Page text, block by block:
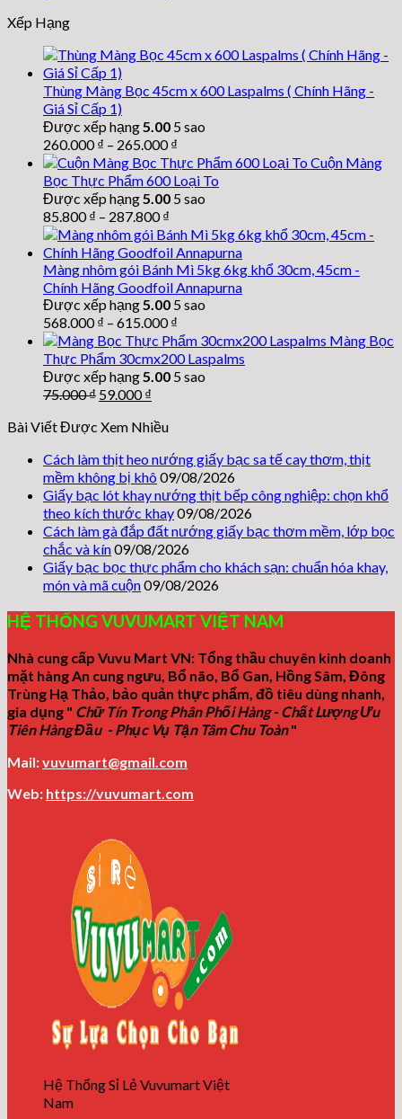
chọn
theo
cho
sạn:
món
Xếp Hạng
Thùng Màng Bọc 45cm x 600 Laspalms ( Chính Hãng -
Giá Sỉ Cấp 1)
Được xếp hạng5.00 5 sao
260.000₫ – 265.000₫
Cuộn Màng
Bọc Thực Phẩm 600 Loại To
Được xếp hạng5.00 5 sao
85.800₫ – 287.800₫
Màng nhôm gói Bánh Mì 5kg 6kg khổ 30cm, 45cm -
Chính Hãng Goodfoil Annapurna
Được xếp hạng5.00 5 sao
568.000₫ – 615.000₫
Màng Bọc
Thực Phẩm 30cmx200 Laspalms
Được xếp hạng5.00 5 sao
75.000₫ Giá
là:
59.000₫
tại
59.000 ₫.
Bài Viết Được Xem Nhiều
Cách làm thịt heo nướng giấy bạc sa tế cay thơm, thịt
mềm không bị khô 09/08/2026
Giấy bạc lót khay nướng thịt bếp công nghiệp: chọn khổ
theo kích thước khay09/08/2026
Cách làm gà đắp đất nướng giấy bạc thơm mềm, lớp bọc
chắc và kín09/08/2026
Giấy bạc bọc thực phẩm cho khách sạn: chuẩn hóa khay,
món và mã cuộn09/08/2026
HỆ THỐNG VUVUMART VIỆT NAM
Nhà cung cấp Vuvu Mart VN: Tổng thầu chuyên kinh doanh
mặt hàng An cung ngưu, Bổ não, Bổ Gan, Hồng Sâm, Đông
Trùng Hạ Thảo, bảo quản thực phẩm, đồ tiêu dùng nhanh,
gia dụng " Chữ Tín Trong Phân Phối Hàng - Chất Lượng Ưu
Tiên Hàng Đầu - Phục Vụ Tận Tâm Chu Toàn"
Mail:vuvumart@gmail.com
Web: https://vuvumart.com
Hệ Thống Sỉ Lẻ Vuvumart Việt
Nam